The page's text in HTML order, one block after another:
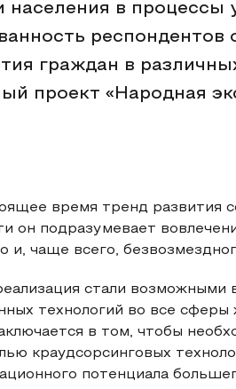
населения в процессы
респондентов
граждан в
проект «Народная
время тренд развития
он подразумевает
и, чаще всего,
стали возможными
технологий во все сферы
в том, чтобы
краудсорсинговых
потенциала